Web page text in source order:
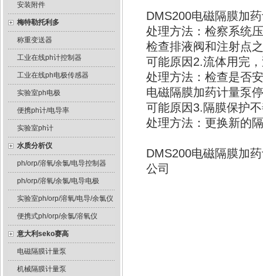
安装附件
梅特勒托利多
称重变送器
工业在线ph计控制器
工业在线ph电极传感器
实验室ph电极
便携ph计/电导率
实验室ph计
水质分析仪
ph/orp/溶氧/余氯/电导控制器
ph/orp/溶氧/余氯/电导电极
实验室ph/orp/溶氧/电导/余氯仪
便携式ph/orp/余氯/溶氧仪
意大利seko赛高
电磁隔膜计量泵
机械隔膜计量泵
DMS200电磁隔膜加
处理方法：检察系统
检查排液阀和注射点
可能原因2.流体用完
处理方法：检查是否
电磁隔膜加药计量泵
可能原因3.隔膜保护
处理方法：更换新的
DMS200电磁隔膜加
公司